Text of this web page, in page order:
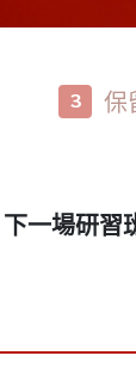
3 保
一場研習